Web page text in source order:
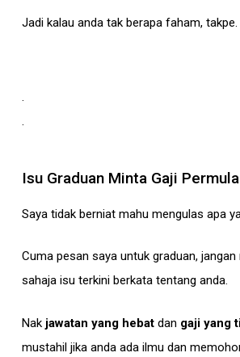
Jadi kalau anda tak berapa faham, takpe.
.
.
Isu Graduan Minta Gaji
Saya tidak berniat mahu mengulas apa
Cuma pesan saya untuk graduan,
sahaja isu terkini berkata tentang anda.
Nak jawatan yang hebatdan gaji yang
mustahil jika anda ada ilmu dan